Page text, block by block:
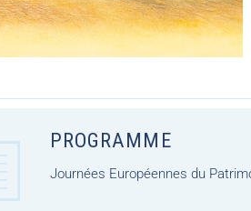
PROGRAMME
Journées Européennes du